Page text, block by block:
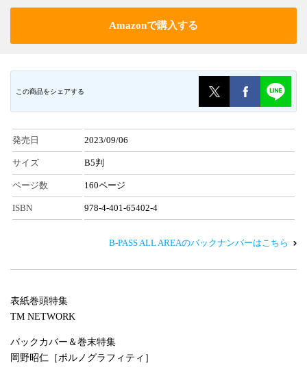
Amazonで購入する
この商品をシェアする
発売日 2023/09/06
サイズ B5判
ページ数 160ページ
ISBN 978-4-401-65402-4
B-PASS ALL AREAのバックナンバーはこちら
表紙巻頭特集
TM NETWORK
バックカバー＆巻末特集
岡野昭仁［ポルノグラフィティ］